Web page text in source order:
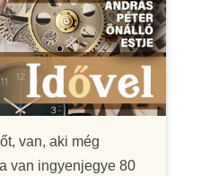
van, aki még
van ingyenjegye 80